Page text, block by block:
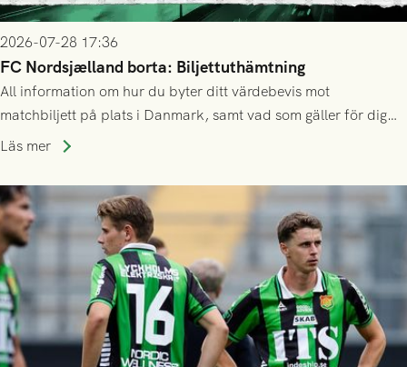
2026-07-28 17:36
FC Nordsjælland borta: Biljettuthämtning
All information om hur du byter ditt värdebevis mot
matchbiljett på plats i Danmark, samt vad som gäller för dig
som står på reservlista eller fått förhinder.
Läs mer